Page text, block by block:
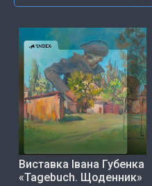
Виставка Івана Губенка
«Tagebuch. Щоденник»